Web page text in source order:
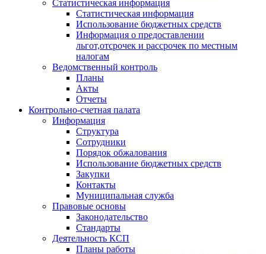
Статистическая информация
Статистическая информация
Использование бюджетных средств
Информация о предоставлении
льгот,отсрочек и рассрочек по местным
налогам
Ведомственный контроль
Планы
Акты
Отчеты
Контрольно-счетная палата
Информация
Структура
Сотрудники
Порядок обжалования
Использование бюджетных средств
Закупки
Контакты
Муниципальная служба
Правовые основы
Законодательство
Стандарты
Деятельность КСП
Планы работы